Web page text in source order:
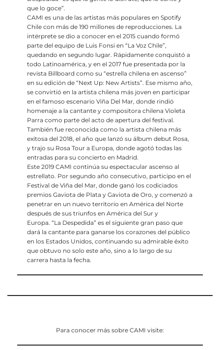
que lo goce”.
CAMI es una de las artistas más populares en Spotify
Chile con más de 190 millones de reproducciones. La
intérprete se dio a conocer en el 2015 cuando formó
parte del equipo de Luis Fonsi en “La Voz Chile”,
quedando en segundo lugar. Rápidamente conquistó a
todo Latinoamérica, y en el 2017 fue presentada por la
revista Billboard como su “estrella chilena en ascenso”
en su edición de “Next Up: New Artists”. Ese mismo año,
se convirtió en la artista chilena más joven en participar
en el famoso escenario Viña Del Mar, donde rindió
homenaje a la cantante y compositora chilena Violeta
Parra como parte del acto de apertura del festival.
También fue reconocida como la artista chilena más
exitosa del 2018, el año que lanzó su álbum debut Rosa,
y trajo su Rosa Tour a Europa, donde agotó todas las
entradas para su concierto en Madrid.
Este 2019 CAMI continúa su espectacular ascenso al
estrellato. Por segundo año consecutivo, participo en el
Festival de Viña del Mar, donde ganó los codiciados
premios Gaviota de Plata y Gaviota de Oro, y comenzó a
penetrar en un nuevo territorio en América del Norte
después de sus triunfos en América del Sur y
Europa. “La Despedida” es el siguiente gran paso que
dará la cantante para ganarse los corazones del público
en los Estados Unidos, continuando su admirable éxito
que obtuvo no solo este año, sino a lo largo de su
carrera hasta la fecha.
Para conocer más sobre CAMI visite: